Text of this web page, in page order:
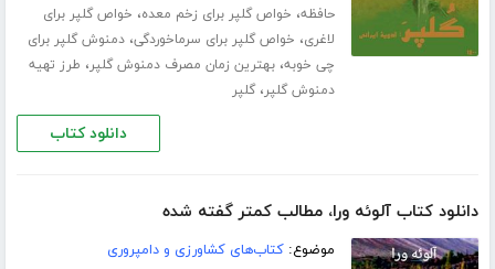
حافظه، خواص گلپر برای زخم معده، خواص گلپر برای
لاغری، خواص گلپر برای سرماخوردگی،دمنوش گلپر برای
چی خوبه،بهترین زمان مصرف دمنوش گلپر، طرز تهیه
دمنوش گلپر،گلپر
دانلود کتاب
دانلود کتاب آلوئه ورا، مطالب کمتر گفته شده
موضوع:کتاب‌های کشاورزی و دامپروری